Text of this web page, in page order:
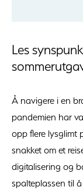
Les
Å navigere i en
pandemien har
opp flere lysglimt
snakket om et
digitalisering og
spalteplassen til